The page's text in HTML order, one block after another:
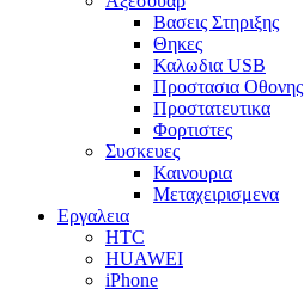
Βασεις Στηριξης
Θηκες
Καλωδια USB
Προστασια Οθονης
Προστατευτικα
Φορτιστες
Συσκευες
Καινουρια
Μεταχειρισμενα
Εργαλεια
HTC
HUAWEI
iPhone